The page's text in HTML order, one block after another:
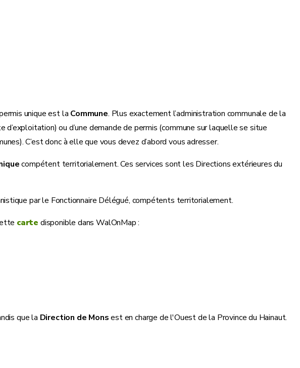
unique est la Commune. Plus exactement l’administration communale de la
ou d’une demande de permis (commune sur laquelle se situe
C’est donc à elle que vous devez d’abord vous adresser.
compétent territorialement. Ces services sont les Directions extérieures du
par le Fonctionnaire Délégué, compétents territorialement.
carte disponible dans WalOnMap :
que la Direction de Monsest en charge de l'Ouest de la Province du Hainaut.